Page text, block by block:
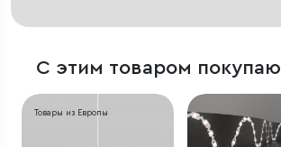
С этим товаром
Товары из Европы